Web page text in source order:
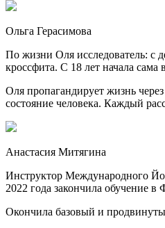
Ольга Герасимова
По жизни Оля исследователь: с
кроссфита. С 18 лет начала
Оля пропагандирует жизнь
состояние человека. Каждый
Анастасия Митягина
Инструктор Международного
2022 года закончила обучение
Окончила базовый и